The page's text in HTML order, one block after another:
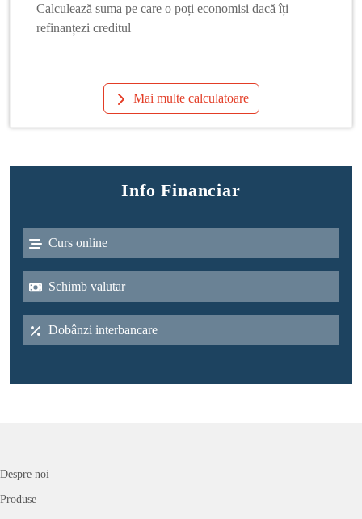
Calculează suma pe care o poți economisi dacă îți
refinanțezi creditul
Mai multe calculatoare
Info Financiar
Curs online
Schimb valutar
Dobânzi interbancare
Despre noi
Produse